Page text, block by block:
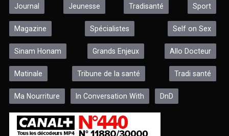
Journal Jeunesse Tradisanté Sport
Magazine Spécialistes Self on Sex
Sinam Honam Grands Enjeux Allo Docteur
Matinale Tribune de la santé Tradi santé
Ma Nourriture In Conversation With DnD